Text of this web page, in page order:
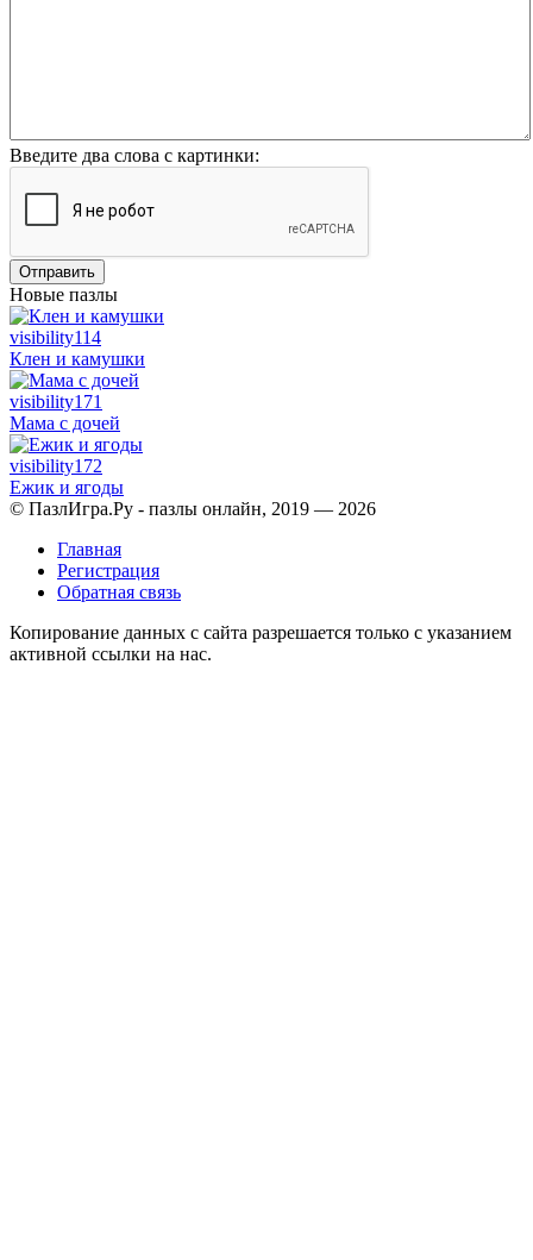
Введите два слова с картинки:
Отправить
Новые пазлы
visibility114
Клен и камушки
visibility171
Мама с дочей
visibility172
Ежик и ягоды
© ПазлИгра.Ру - пазлы онлайн, 2019 — 2026
Главная
Регистрация
Обратная связь
Копирование данных с сайта разрешается только с указанием
активной ссылки на нас.